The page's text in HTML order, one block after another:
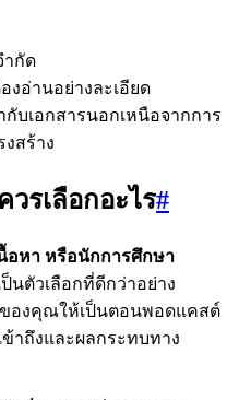
ำกัด
งอ่านอย่างละเอียด
บเอกสารนอกเหนือจากการ
สร้าง
รเลือกอะไร#
นื้อหา หรือนักการศึกษา
ป็นตัวเลือกที่ดีกว่าอย่าง
องคุณให้เป็นตอนพอดแคสต์
าถึงและผลกระทบทาง